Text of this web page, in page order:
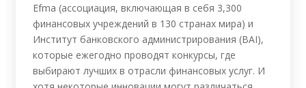
Efma (ассоциация, включающая в себя 3,300
финансовых учреждений в 130 странах мира) и
Институт банковского администрирования (BAI),
которые ежегодно проводят конкурсы, где
выбирают лучших в отрасли финансовых услуг. И